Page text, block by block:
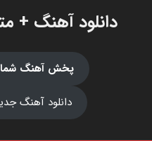
دانلود آهنگ +
پخش آهنگ شما
دانلود آهنگ